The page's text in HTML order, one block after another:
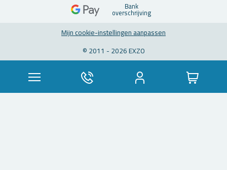
Bank
over­schrij­ving
Mijn coo­kie-in­stel­lin­gen aan­pas­sen
© 2011 - 2026 EXZO